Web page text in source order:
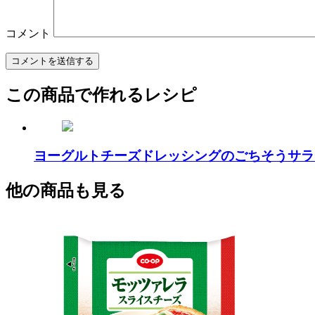
コメント
この商品で作れるレシピ
ヨーグルトチーズドレッシングのごちそうサ
他の商品も見る